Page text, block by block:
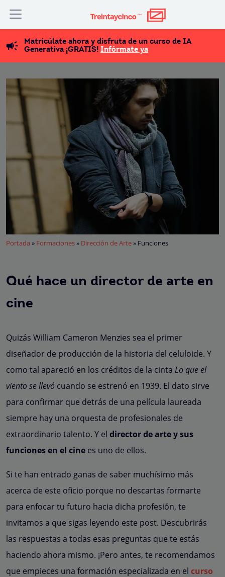
Matricúlate ahora y disfruta de un curso de IA
Generativa ¡GRATIS! Infórmate ya
Portada » Formaciones» Dirección de Arte» Funciones
Qué hace un director de arte en
cine
Quizás William Cameron Menzies sea el primer
diseñador de producción de la historia del celuloide. Y
como tal apareció en los créditos de la cinta Lo que el
viento se llevó cuando se estrenó en 1939. El dato sirve
para confirmar que detrás de una película laureada
siempre hay una orquesta de profesionales de
extraordinario talento. Y el director de arte y sus
funciones en el cine es uno de ellos.
Si te han entrado ganas de saber muchísimo más
acerca de este oficio porque no descartas formarte
para enfocar tu futuro hacia dicha profesión, te
invitamos a que sigas leyendo este post. Descubrirás
las respuestas a todas esas preguntas que te estás
haciendo ahora mismo. ¡Pero antes, te recomendamos
que empieces una formación especializada en el curso